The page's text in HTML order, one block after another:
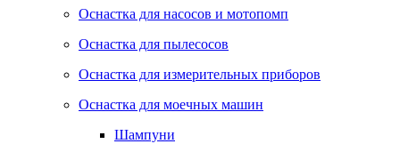
Оснастка для насосов и мотопомп
Оснастка для пылесосов
Оснастка для измерительных приборов
Оснастка для моечных машин
Шампуни